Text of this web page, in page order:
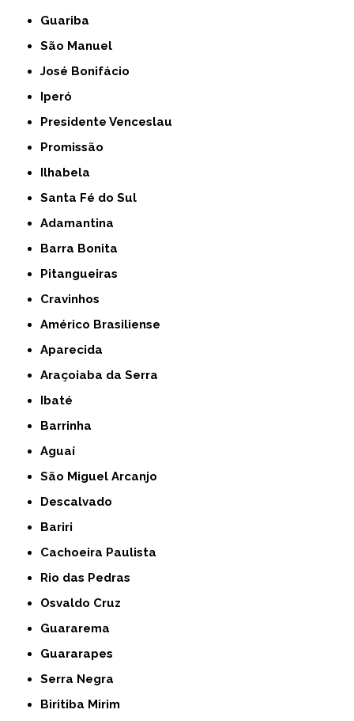
Guariba
São Manuel
José Bonifácio
Iperó
Presidente Venceslau
Promissão
Ilhabela
Santa Fé do Sul
Adamantina
Barra Bonita
Pitangueiras
Cravinhos
Américo Brasiliense
Aparecida
Araçoiaba da Serra
Ibaté
Barrinha
Aguaí
São Miguel Arcanjo
Descalvado
Bariri
Cachoeira Paulista
Rio das Pedras
Osvaldo Cruz
Guararema
Guararapes
Serra Negra
Biritiba Mirim